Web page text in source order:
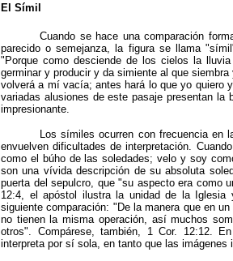
El Símil
Cuando se hace una comparación
parecido o semejanza, la figura se llama
"Porque como desciende de los cielos la
germinar y producir y da simiente al que
volverá a mí vacía; antes hará lo que yo quiero
variadas alusiones de este pasaje presentan
impresionante.
Los símiles ocurren con frecuencia en
envuelven dificultades de interpretación.
como el búho de las soledades; velo y soy
son una vívida descripción de su absoluta
puerta del sepulcro, que "su aspecto era como
12:4, el apóstol ilustra la unidad de la
siguiente comparación: "De la manera que en
no tienen la misma operación, así muchos
otros". Compárese, también, 1 Cor. 12:12.
interpreta por sí sola, en tanto que las